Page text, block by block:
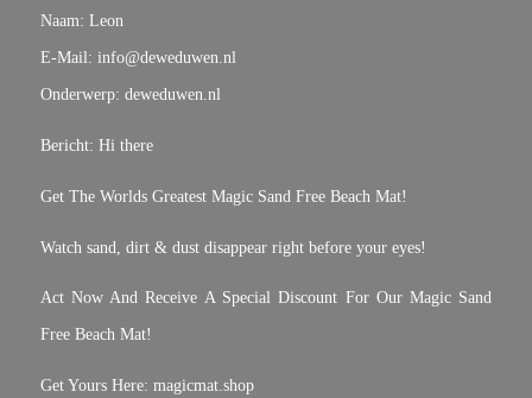
Naam: Leon
E-Mail: info@deweduwen.nl
Onderwerp: deweduwen.nl
Bericht: Hi there
Get The Worlds Greatest Magic Sand Free Beach Mat!
Watch sand, dirt & dust disappear right before your eyes!
Act Now And Receive A Special Discount For Our Magic Sand
Free Beach Mat!
Get Yours Here: magicmat.shop